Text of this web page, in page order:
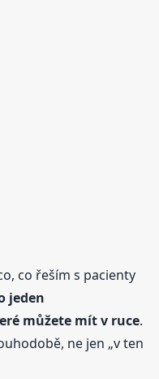
co řeším s pacienty
jeden
můžete mít v ruce.
ne jen „v ten